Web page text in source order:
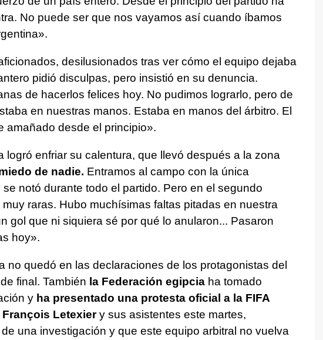
No puede ser que nos vayamos así cuando íbamos
desilusionados tras ver cómo el equipo dejaba
pidió disculpas, pero insistió en su denuncia.
de hacerlos felices hoy. No pudimos lograrlo, pero de
en nuestras manos. Estaba en manos del árbitro. El
amañado desde el principio».
logró enfriar su calentura, que llevó después a la zona
de nadie. Entramos al campo con la única
notó durante todo el partido. Pero en el segundo
raras. Hubo muchísimas faltas pitadas en nuestra
gol que ni siquiera sé por qué lo anularon... Pasaron
hoy».
no quedó en las declaraciones de los protagonistas del
final. También la Federación egipciaha tomado
yha presentado una protesta oficial a la FIFA
Letexiery sus asistentes este martes,
una investigación y que este equipo arbitral no vuelva